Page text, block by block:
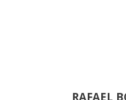
RAFAEL